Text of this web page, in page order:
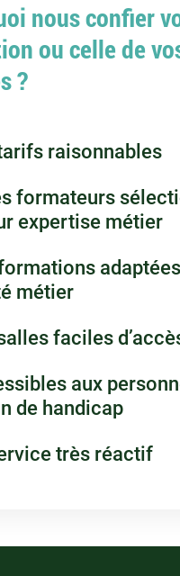
nous confier
ou celle de
?
raisonnables
formateurs
expertise métier
métier
faciles
aux
de handicap
très réactif